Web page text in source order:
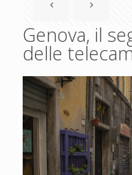
Genova, il
delle